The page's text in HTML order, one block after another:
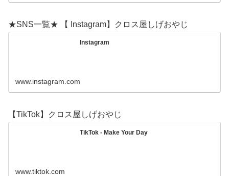
★SNS一覧★ 【 Instagram】クロス屋しげおやじ
Instagram
www.instagram.com
【TikTok】クロス屋しげおやじ
TikTok - Make Your Day
www.tiktok.com